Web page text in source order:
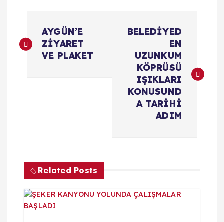
a
z
AYGÜN’E
ZİYARET
VE PLAKET
BELEDİYED
EN
UZUNKUM
KÖPRÜSÜ
IŞIKLARI
KONUSUND
A TARİHİ
ADIM
Related Posts